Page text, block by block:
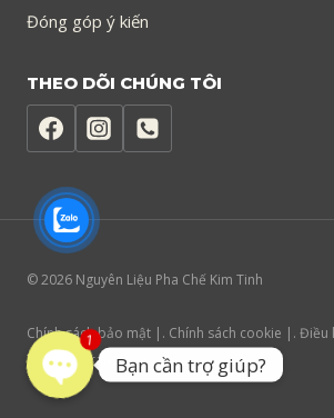
Đóng góp ý kiến
THEO DÕI CHÚNG TÔI
© 2026 Nguyên Liệu Pha Chế Kim Tinh
Chính sách bảo mật |. Chính sách cookie |. Điều
Trợ năng trang webBạn cần trợ giúp?
1